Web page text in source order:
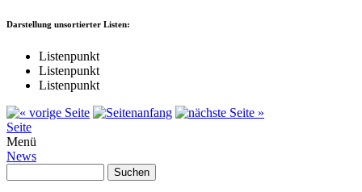
Darstellung unsortierter Listen:
Listenpunkt
Listenpunkt
Listenpunkt
Seite
Menü
News